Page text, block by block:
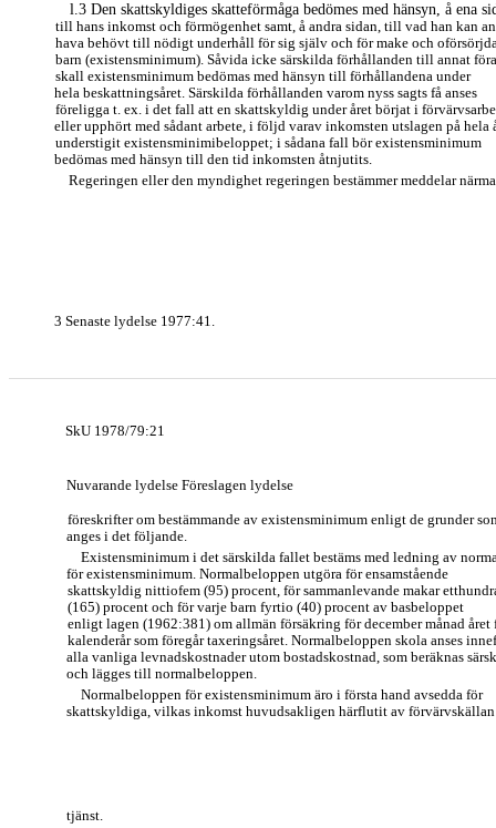
l.3 Den skattskyldiges skatteförmåga bedömes med hänsyn, å ena
till hans inkomst och förmögenhet samt, å andra sidan, till vad han kan
hava behövt till nödigt underhåll för sig själv och för make och
barn (existensminimum). Såvida icke särskilda förhållanden till annat
skall existensminimum bedömas med hänsyn till förhållandena under
hela beskattningsåret. Särskilda förhållanden varom nyss sagts få anses
föreligga t. ex. i det fall att en skattskyldig under året börjat i
eller upphört med sådant arbete, i följd varav inkomsten utslagen på hela
understigit existensminimibeloppet; i sådana fall bör existensminimum
bedömas med hänsyn till den tid inkomsten åtnjutits.
Regeringen eller den myndighet regeringen bestämmer meddelar
3 Senaste lydelse 1977:41.
SkU 1978/79:21
Nuvarande lydelse Föreslagen lydelse
föreskrifter om bestämmande av existensminimum enligt de grunder
anges i det följande.
Existensminimum i det särskilda fallet bestäms med ledning av
för existensminimum. Normalbeloppen utgöra för ensamstående
skattskyldig nittiofem (95) procent, för sammanlevande makar
(165) procent och för varje barn fyrtio (40) procent av basbeloppet
enligt lagen (1962:381) om allmän försäkring för december månad året
kalenderår som föregår taxeringsåret. Normalbeloppen skola anses
alla vanliga levnadskostnader utom bostadskostnad, som beräknas
och lägges till normalbeloppen.
Normalbeloppen för existensminimum äro i första hand avsedda för
skattskyldiga, vilkas inkomst huvudsakligen härflutit av förvärvskällan
tjänst.